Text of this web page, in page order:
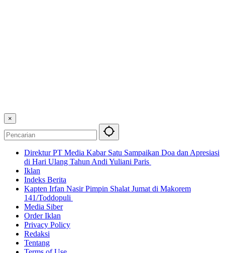
×
Direktur PT Media Kabar Satu Sampaikan Doa dan Apresiasi
di Hari Ulang Tahun Andi Yuliani Paris
Iklan
Indeks Berita
Kapten Irfan Nasir Pimpin Shalat Jumat di Makorem
141/Toddopuli
Media Siber
Order Iklan
Privacy Policy
Redaksi
Tentang